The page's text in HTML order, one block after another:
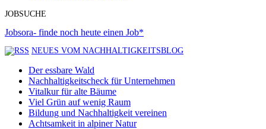
JOBSUCHE
Jobsora- finde noch heute einen Job*
NEUES VOM NACHHALTIGKEITSBLOG
Der essbare Wald
Nachhaltigkeitscheck für Unternehmen
Vitalkur für alte Bäume
Viel Grün auf wenig Raum
Bildung und Nachhaltigkeit vereinen
Achtsamkeit in alpiner Natur